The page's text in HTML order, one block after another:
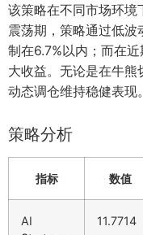
该策略在不同市场环
震荡期，策略通过低
制在6.7%以内；而在
大收益。无论是在牛
动态调仓维持稳健表现。
策略分析
指标 数值
AI
11.7714